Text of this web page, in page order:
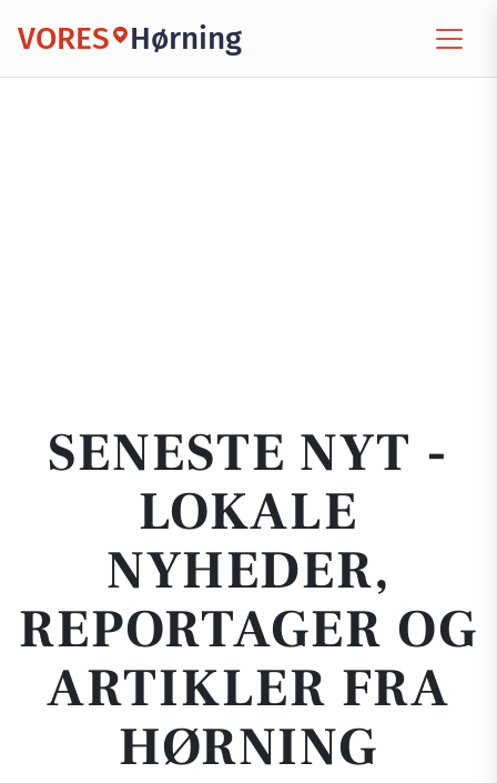
VORES Hørning
SENESTE NYT -
LOKALE
NYHEDER,
REPORTAGER OG
ARTIKLER FRA
HØRNING